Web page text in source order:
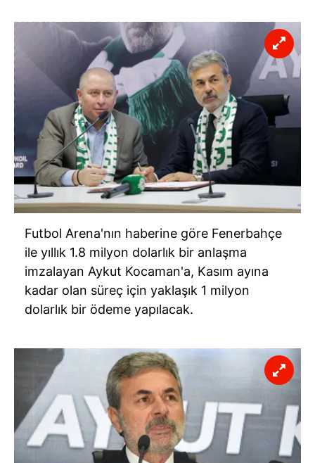
Futbol Arena'nın haberine göre Fenerbahçe
ile yıllık 1.8 milyon dolarlık bir anlaşma
imzalayan Aykut Kocaman'a, Kasım ayına
kadar olan süreç için yaklaşık 1 milyon
dolarlık bir ödeme yapılacak.